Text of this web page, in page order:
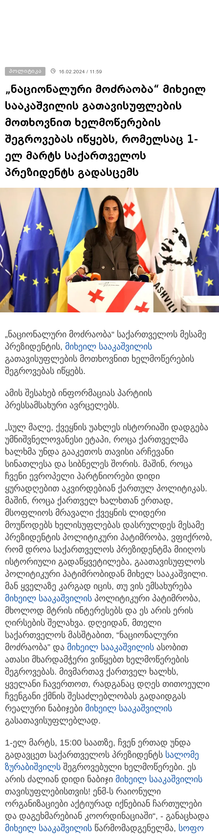
პოლიტიკა 16.02.2024 / 11:59
„ნაციონალური მოძრაობა“ მიხეილ
სააკაშვილის გათავისუფლების
მოთხოვნით ხელმოწერების
შეგროვებას იწყებს, რომელსაც 1-
ელ მარტს საქართველოს
პრეზიდენტს გადასცემს
„ნაციონალური მოძრაობა“ საქართველოს მესამე
პრეზიდენტის, მიხეილ სააკაშვილის
გათავისუფლების მოთხოვნით ხელმოწერების
შეგროვებას იწყებს.
ამის შესახებ ინფორმაციას პარტიის
პრესსამსახური ავრცელებს.
„სულ მალე, ქვეყნის უახლეს ისტორიაში დადგება
უმნიშვნელოვანესი ეტაპი, როცა ქართველმა
ხალხმა უნდა გააკეთოს თავისი არჩევანი
სინათლესა და სიბნელეს შორის. მაშინ, როცა
ჩვენი ევროპელი პარტნიორები დიდი
ყურადღებით აკვირდებიან ქართულ პოლიტიკას.
მაშინ, როცა ქართველ ხალხთან ერთად,
მსოფლიოს მრავალი ქვეყნის ლიდერი
მოუწოდებს ხელისუფლებას დასრულდეს მესამე
პრეზიდენტის პოლიტიკური პატიმრობა, ვფიქრობ,
რომ დროა საქართველოს პრეზიდენტმა მიიღოს
ისტორიული გადაწყვეტილება, გაათავისუფლოს
პოლიტიკური პატიმრობიდან მიხელ სააკაშვილი.
მან ყველაზე კარგად იცის, თუ ვის ემსახურება
მიხეილ სააკაშვილის პოლიტიკური პატიმრობა,
მხოლოდ მტრის ინტერესებს და ეს არის ერის
ღირსების შელახვა. დღეიდან, მთელი
საქართველოს მასშტაბით, “ნაციონალური
მოძრაობა” და მიხეილ სააკაშვილის ასობით
ათასი მხარდამჭერი ვიწყებთ ხელმოწერების
შეგროვებას. მივმართავ ქართველ ხალხს,
ყველანი ჩავერთოთ, რადგანაც დღეს თითოეული
ჩვენგანი ქმნის შესაძლებლობას გადაიდგას
რეალური ნაბიჯები მიხეილ სააკაშვილის
გასათავისუფლებლად.
1-ელ მარტს, 15:00 საათზე, ჩვენ ერთად უნდა
გადავცეთ საქართველოს პრეზიდენტს სალომე
ზურაბიშვილს შეგროვებული ხელმოწერები. ეს
არის ძალიან დიდი ნაბიჯი მიხეილ სააკაშვილის
თავისუფლებისთვის! ენმ-ს რაიონული
ორგანიზაციები აქტიურად იქნებიან ჩართულები
და დაგეხმარებიან კოორდინაციაში“, - განაცხადა
მიხეილ სააკაშვილის წარმომადგენელმა, სოფო